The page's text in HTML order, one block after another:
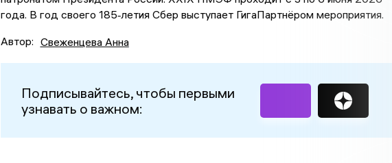
года. В год своего 185‑летия Сбер выступает ГигаПартнёром мероприятия.
Автор: Свеженцева Анна
Подписывайтесь, чтобы первыми
узнавать о важном: